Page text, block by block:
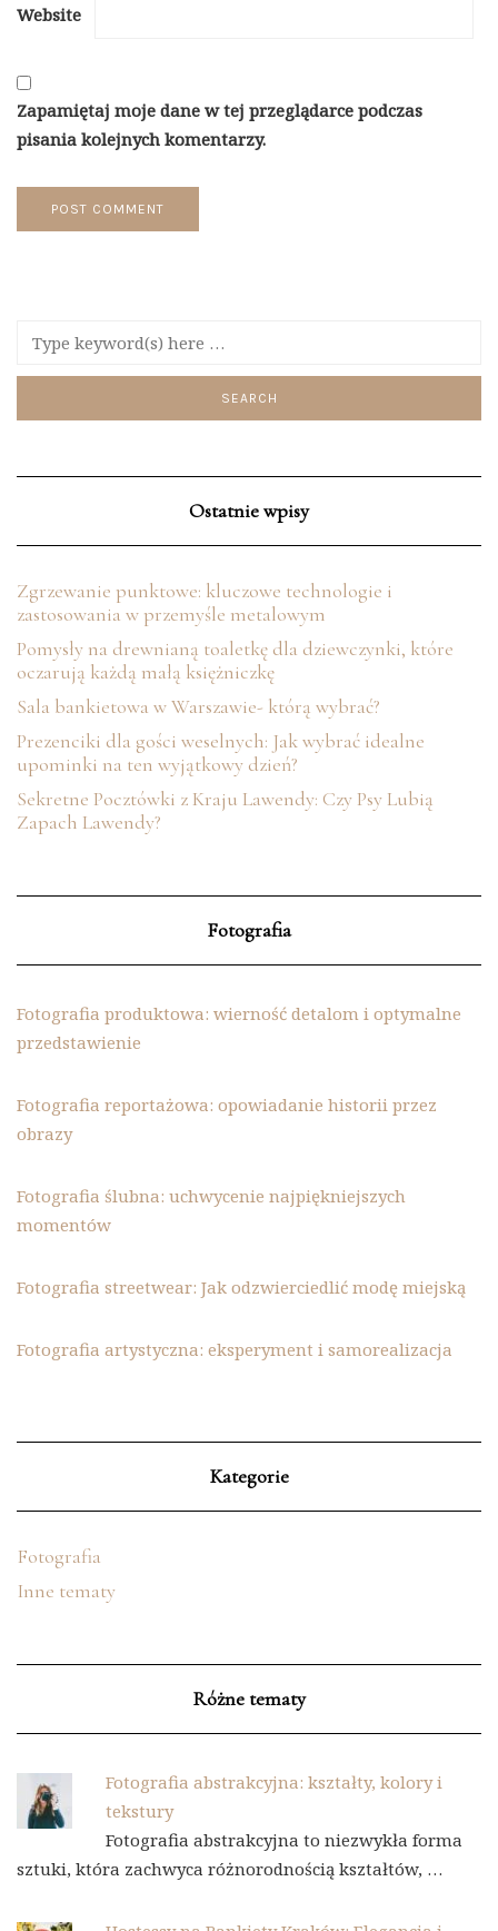
Website
Zapamiętaj moje dane w tej przeglądarce podczas
pisania kolejnych komentarzy.
Ostatnie wpisy
Zgrzewanie punktowe: kluczowe technologie i
zastosowania w przemyśle metalowym
Pomysły na drewnianą toaletkę dla dziewczynki, które
oczarują każdą małą księżniczkę
Sala bankietowa w Warszawie- którą wybrać?
Prezenciki dla gości weselnych: Jak wybrać idealne
upominki na ten wyjątkowy dzień?
Sekretne Pocztówki z Kraju Lawendy: Czy Psy Lubią
Zapach Lawendy?
Fotografia
Fotografia produktowa: wierność detalom i optymalne
przedstawienie
Fotografia reportażowa: opowiadanie historii przez
obrazy
Fotografia ślubna: uchwycenie najpiękniejszych
momentów
Fotografia streetwear: Jak odzwierciedlić modę miejską
Fotografia artystyczna: eksperyment i samorealizacja
Kategorie
Fotografia
Inne tematy
Różne tematy
Fotografia abstrakcyjna: kształty, kolory i
tekstury
Fotografia abstrakcyjna to niezwykła forma
sztuki, która zachwyca różnorodnością kształtów, …